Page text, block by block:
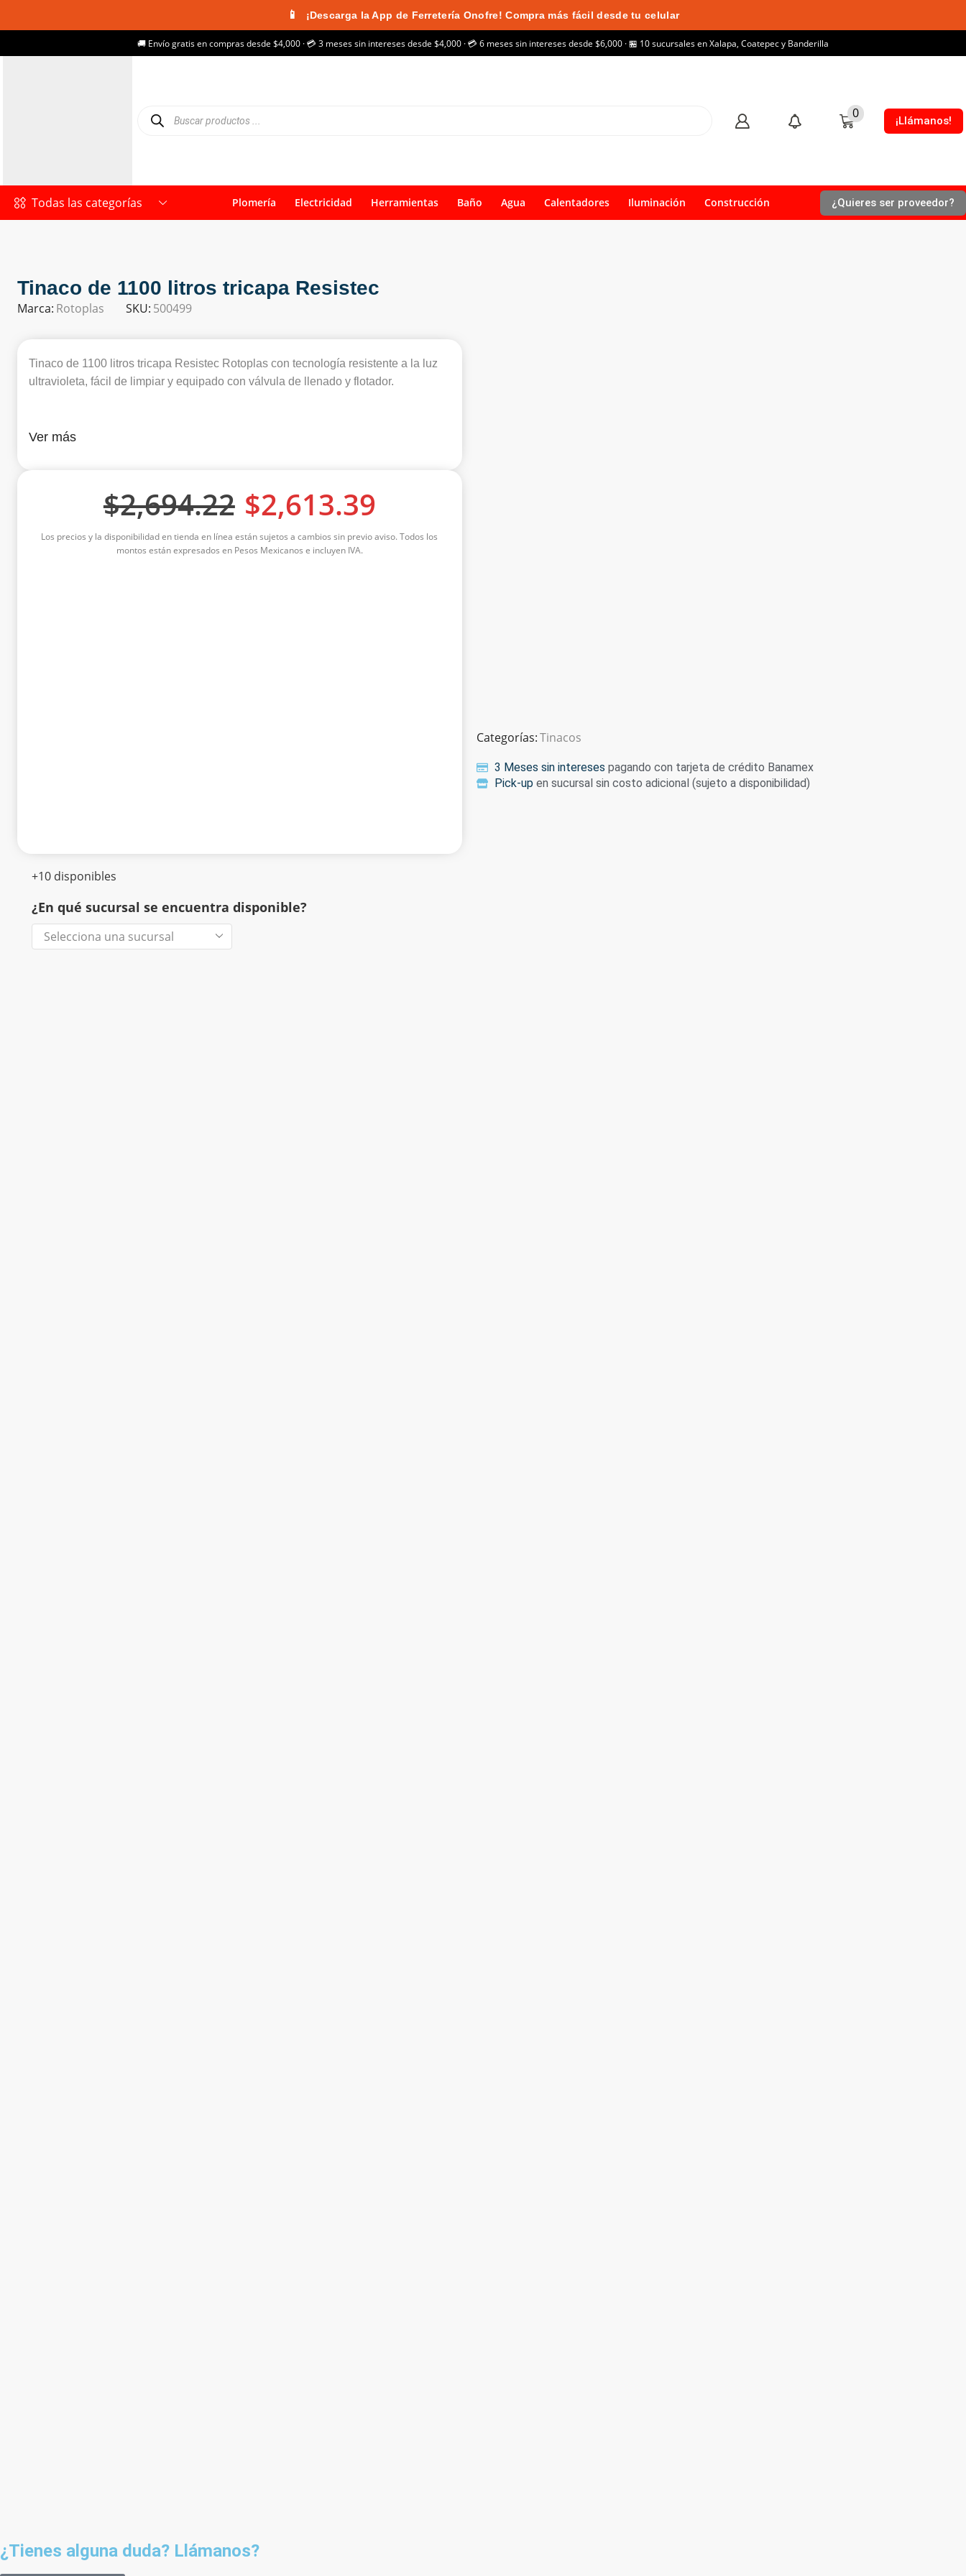
📱 ¡Descarga la App de Ferretería Onofre! Compra más fácil desde tu celular
🚚 Envío gratis en compras desde $4,000 · 💳 3 meses sin intereses desde $4,000 · 💳 6 meses sin intereses desde $6,000 · 🏪 10 sucursales en Xalapa, Coatepec y Banderilla
0 ¡Llámanos!
Todas las categorías Plomería Electricidad Herramientas Baño Agua Calentadores Iluminación Construcción ¿Quieres ser proveedor?
Tinaco de 1100 litros tricapa Resistec
Marca: Rotoplas SKU: 500499
Tinaco de 1100 litros tricapa Resistec Rotoplas con tecnología resistente a la luz
ultravioleta, fácil de limpiar y equipado con válvula de llenado y flotador.
Ver más
$2,694.22 $2,613.39
Los precios y la disponibilidad en tienda en línea están sujetos a cambios sin previo aviso. Todos los
montos están expresados en Pesos Mexicanos e incluyen IVA.
+10 disponibles
¿En qué sucursal se encuentra disponible?
Categorías:Tinacos
3 Meses sin intereses pagando con tarjeta de crédito Banamex
Pick-upen sucursal sin costo adicional (sujeto a disponibilidad)
¿Tienes alguna duda? Llámanos?